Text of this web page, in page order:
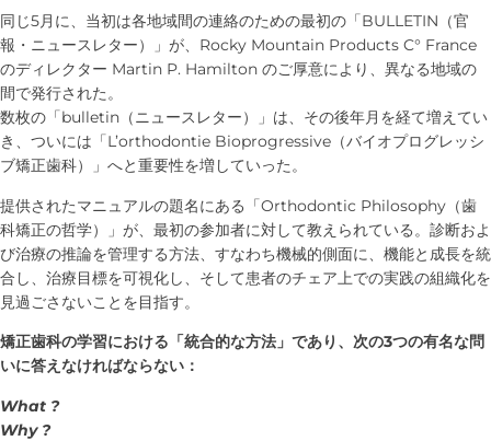
同じ5月に、当初は各地域間の連絡のための最初の「BULLETIN（官
報・ニュースレター）」が、Rocky Mountain Products C° France
のディレクター Martin P. Hamilton のご厚意により、異なる地域の
間で発行された。
数枚の「bulletin（ニュースレター）」は、その後年月を経て増えてい
き、ついには「L’orthodontie Bioprogressive（バイオプログレッシ
ブ矯正歯科）」へと重要性を増していった。
提供されたマニュアルの題名にある「Orthodontic Philosophy（歯
科矯正の哲学）」が、最初の参加者に対して教えられている。診断およ
び治療の推論を管理する方法、すなわち機械的側面に、機能と成長を統
合し、治療目標を可視化し、そして患者のチェア上での実践の組織化を
見過ごさないことを目指す。
矯正歯科の学習における「統合的な方法」であり、次の3つの有名な問
いに答えなければならない：
What ?
Why ?